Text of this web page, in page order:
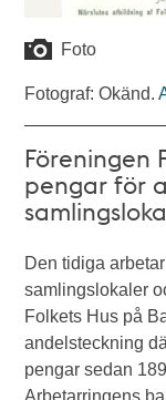
Foto
Fotograf: Okänd.
Föreningen
pengar för
Den tidiga
samlingslokaler
Folkets Hus på
andelsteckning
pengar sedan
Arbetarringens